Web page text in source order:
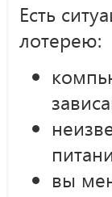
Есть
лотерею:
вы